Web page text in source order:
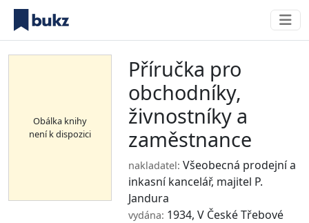
Obálka knihy
není k dispozici
Příručka pro
obchodníky,
živnostníky a
zaměstnance
nakladatel: Všeobecná prodejní a
inkasní kancelář, majitel P.
Jandura
vydána: 1934, V České Třebové